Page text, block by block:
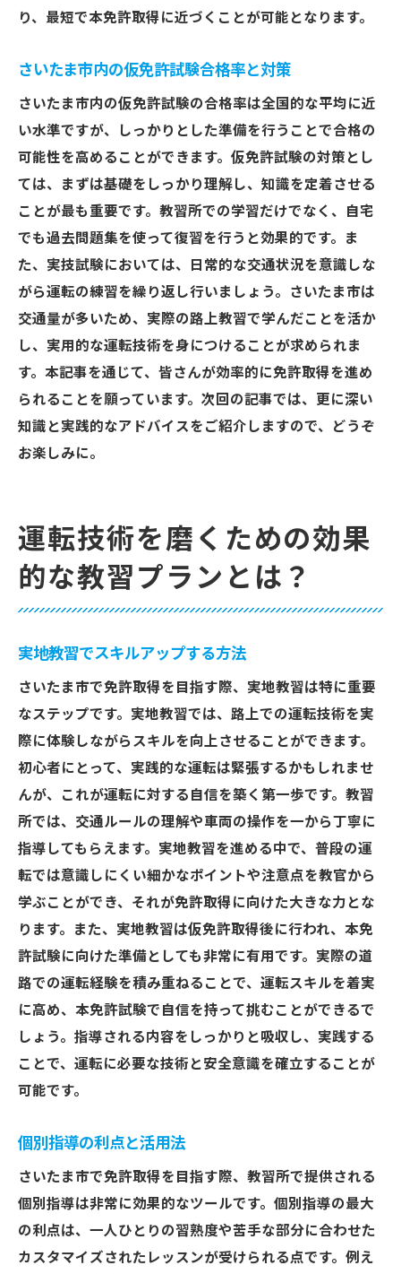
り、最短で本免許取得に近づくことが可能となります。
さいたま市内の仮免許試験合格率と対策
さいたま市内の仮免許試験の合格率は全国的な平均に近
い水準ですが、しっかりとした準備を行うことで合格の
可能性を高めることができます。仮免許試験の対策とし
ては、まずは基礎をしっかり理解し、知識を定着させる
ことが最も重要です。教習所での学習だけでなく、自宅
でも過去問題集を使って復習を行うと効果的です。ま
た、実技試験においては、日常的な交通状況を意識しな
がら運転の練習を繰り返し行いましょう。さいたま市は
交通量が多いため、実際の路上教習で学んだことを活か
し、実用的な運転技術を身につけることが求められま
す。本記事を通じて、皆さんが効率的に免許取得を進め
られることを願っています。次回の記事では、更に深い
知識と実践的なアドバイスをご紹介しますので、どうぞ
お楽しみに。
運転技術を磨くための効果
的な教習プランとは？
実地教習でスキルアップする方法
さいたま市で免許取得を目指す際、実地教習は特に重要
なステップです。実地教習では、路上での運転技術を実
際に体験しながらスキルを向上させることができます。
初心者にとって、実践的な運転は緊張するかもしれませ
んが、これが運転に対する自信を築く第一歩です。教習
所では、交通ルールの理解や車両の操作を一から丁寧に
指導してもらえます。実地教習を進める中で、普段の運
転では意識しにくい細かなポイントや注意点を教官から
学ぶことができ、それが免許取得に向けた大きな力とな
ります。また、実地教習は仮免許取得後に行われ、本免
許試験に向けた準備としても非常に有用です。実際の道
路での運転経験を積み重ねることで、運転スキルを着実
に高め、本免許試験で自信を持って挑むことができるで
しょう。指導される内容をしっかりと吸収し、実践する
ことで、運転に必要な技術と安全意識を確立することが
可能です。
個別指導の利点と活用法
さいたま市で免許取得を目指す際、教習所で提供される
個別指導は非常に効果的なツールです。個別指導の最大
の利点は、一人ひとりの習熟度や苦手な部分に合わせた
カスタマイズされたレッスンが受けられる点です。例え